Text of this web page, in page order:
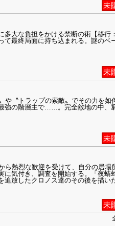
未
大な負担をかける禁断の術【移行
最終局面に持ち込まれる。謎のベ
未
や〝トラップの索敵〟でその力を如
強の階層主で……。完全敵地の中、
未
ら熱烈な歓迎を受けて、自分の居場
気付き、調査を開始する。「夜蜻
放したクロノス達のその後を描い
未